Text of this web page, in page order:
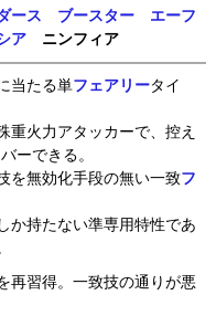
ース ブースター
エーフ
ア ニンフィア
当たる単フェアリータイ
重火力アタッカーで、控え
ーできる。
を無効化手段の無い一致フ
か持たない準専用特性であ
再習得。一致技の通りが悪